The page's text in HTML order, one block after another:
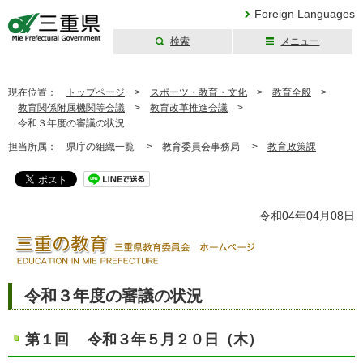
Foreign Languages
検索 メニュー
現在位置： トップページ > スポーツ・教育・文化 > 教育全般 >
教育関係附属機関等会議 > 教育改革推進会議 >
令和３年度の審議の状況
担当所属： 県庁の組織一覧 > 教育委員会事務局 > 教育政策課
令和04年04月08日
令和３年度の審議の状況
第１回 令和３年５月２０日（木）